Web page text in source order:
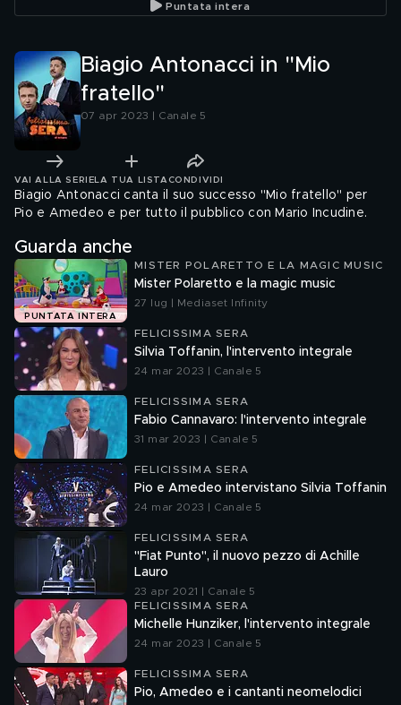
Puntata intera
Biagio Antonacci in "Mio
fratello"
07 apr 2023 | Canale 5
VAI ALLA SERIE LA TUA LISTA CONDIVIDI
Biagio Antonacci canta il suo successo "Mio fratello" per
Pio e Amedeo e per tutto il pubblico con Mario Incudine.
Guarda anche
PUNTATA INTERA
MISTER POLARETTO E LA MAGIC MUSIC
Mister Polaretto e la magic music
27 lug | Mediaset Infinity
FELICISSIMA SERA
Silvia Toffanin, l'intervento integrale
24 mar 2023 | Canale 5
FELICISSIMA SERA
Fabio Cannavaro: l'intervento integrale
31 mar 2023 | Canale 5
FELICISSIMA SERA
Pio e Amedeo intervistano Silvia Toffanin
24 mar 2023 | Canale 5
FELICISSIMA SERA
"Fiat Punto", il nuovo pezzo di Achille
Lauro
23 apr 2021 | Canale 5
FELICISSIMA SERA
Michelle Hunziker, l'intervento integrale
24 mar 2023 | Canale 5
FELICISSIMA SERA
Pio, Amedeo e i cantanti neomelodici